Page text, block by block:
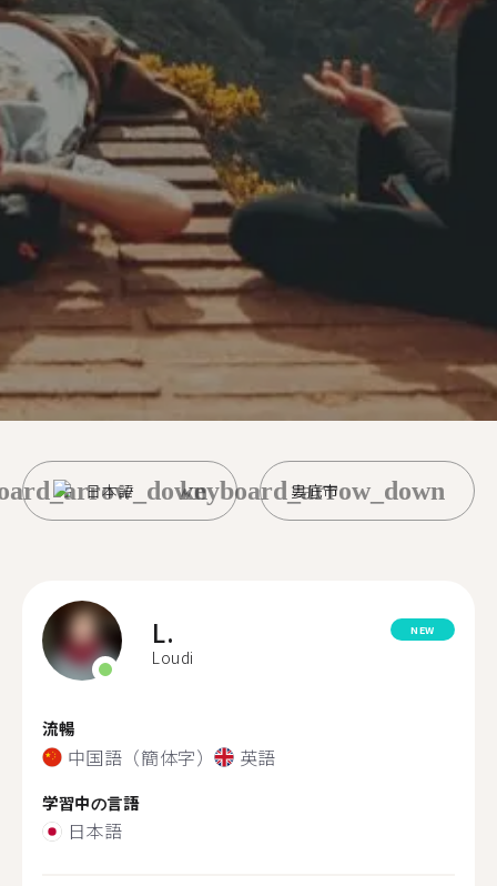
日本語 婁底市
keyboard_arrow_down
L.
Loudi
NEW
流暢
中国語（簡体字） 英語
学習中の言語
日本語